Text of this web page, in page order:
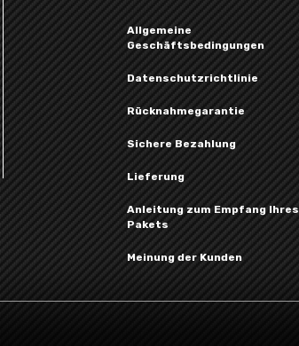
Allgemeine
Geschäftsbedingungen
Datenschutzrichtlinie
Rücknahmegarantie
Sichere Bezahlung
Lieferung
Anleitung zum Empfang Ihres
Pakets
Meinung der Kunden